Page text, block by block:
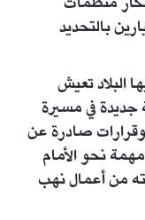
بالتحديد
البلاد تعيش
جديدة في مسيرة
وقرارات صادرة عن
نحو الأمام
من أعمال نهب